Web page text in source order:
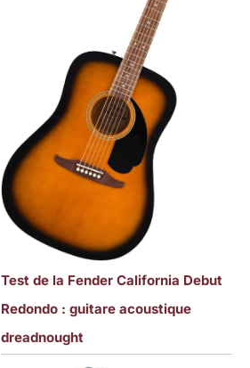
Test de la Fender California Debut
Redondo : guitare acoustique
dreadnought